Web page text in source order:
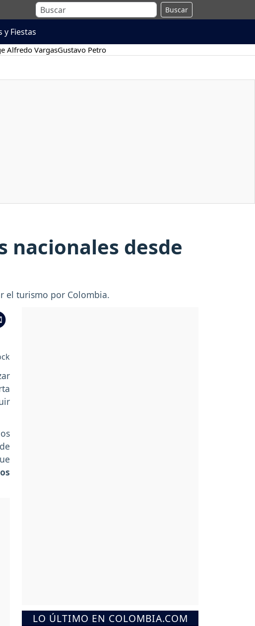
Buscar
y Fiestas
Alfredo VargasGustavo Petro
nacionales desde
el turismo por Colombia.
LO ÚLTIMO EN COLOMBIA.COM